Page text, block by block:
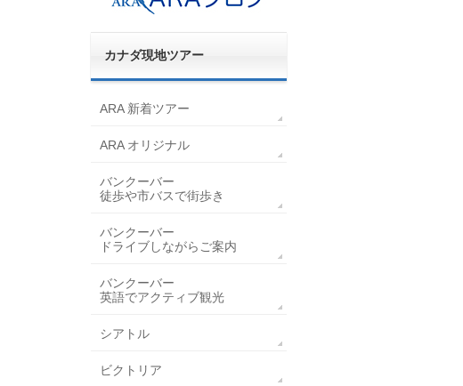
カナダ現地ツアー
ARA 新着ツアー
ARA オリジナル
バンクーバー
徒歩や市バスで街歩き
バンクーバー
ドライブしながらご案内
バンクーバー
英語でアクティブ観光
シアトル
ビクトリア